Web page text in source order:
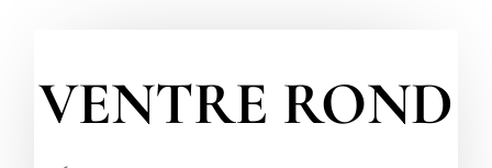
Info & Tarif – Maternité
VENTRE ROND